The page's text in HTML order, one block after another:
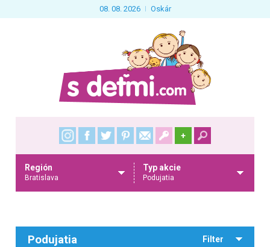
08. 08. 2026 Oskár
+
Región
Bratislava
Typ akcie
Podujatia
Podujatia Filter